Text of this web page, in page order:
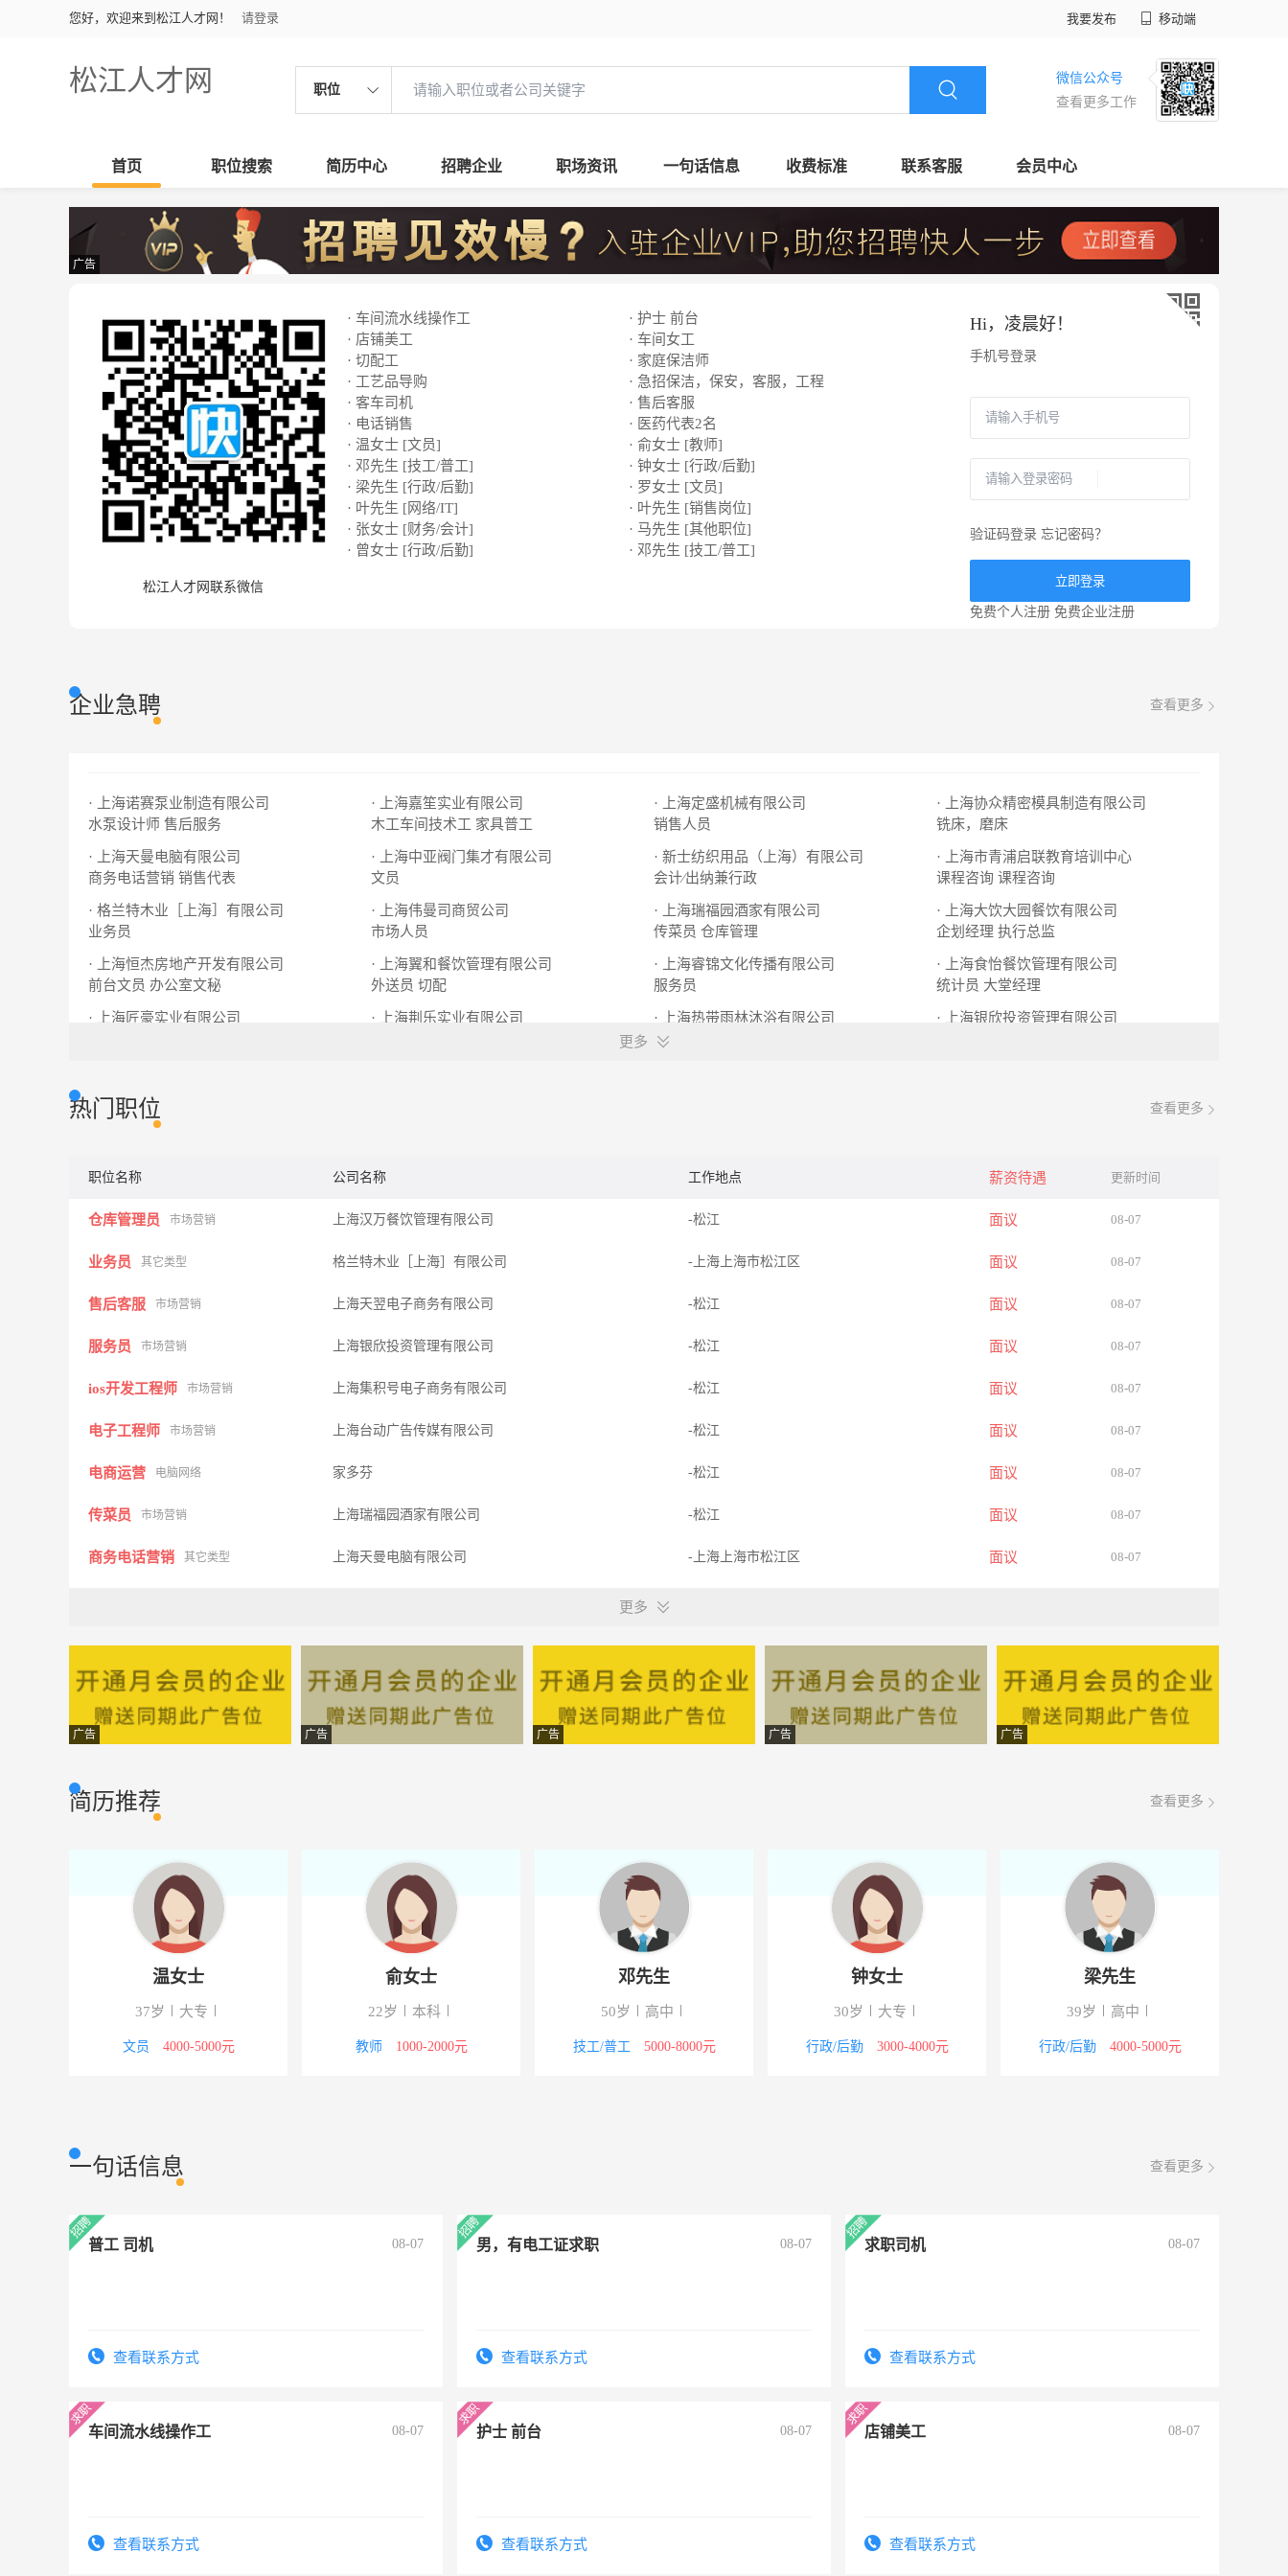
您好，欢迎来到松江人才网！ 请登录 我要发布 移动端
松江人才网 职位
微信公众号
查看更多工作
首页 职位搜索 简历中心 招聘企业 职场资讯 一句话信息 收费标准 联系客服 会员中心
广告
松江人才网联系微信
· 车间流水线操作工
· 护士 前台
· 店铺美工
· 车间女工
· 切配工
· 家庭保洁师
· 工艺品导购
· 急招保洁，保安，客服，工程
· 客车司机
· 售后客服
· 电话销售
· 医药代表2名
· 温女士 [文员]
· 俞女士 [教师]
· 邓先生 [技工/普工]
· 钟女士 [行政/后勤]
· 梁先生 [行政/后勤]
· 罗女士 [文员]
· 叶先生 [网络/IT]
· 叶先生 [销售岗位]
· 张女士 [财务/会计]
· 马先生 [其他职位]
· 曾女士 [行政/后勤]
· 邓先生 [技工/普工]
Hi， 凌晨好！
手机号登录
验证码登录 忘记密码？
立即登录
免费个人注册 免费企业注册
企业急聘 查看更多
· 上海诺赛泵业制造有限公司
水泵设计师 售后服务
· 上海嘉笙实业有限公司
木工车间技术工 家具普工
· 上海定盛机械有限公司
销售人员
· 上海协众精密模具制造有限公司
铣床，磨床
· 上海天曼电脑有限公司
商务电话营销 销售代表
· 上海中亚阀门集才有限公司
文员
· 新士纺织用品（上海）有限公司
会计∕出纳兼行政
· 上海市青浦启联教育培训中心
课程咨询 课程咨询
· 格兰特木业［上海］有限公司
业务员
· 上海伟曼司商贸公司
市场人员
· 上海瑞福园酒家有限公司
传菜员 仓库管理
· 上海大饮大园餐饮有限公司
企划经理 执行总监
· 上海恒杰房地产开发有限公司
前台文员 办公室文秘
· 上海翼和餐饮管理有限公司
外送员 切配
· 上海睿锦文化传播有限公司
服务员
· 上海食怡餐饮管理有限公司
统计员 大堂经理
· 上海匠豪实业有限公司
· 上海荆乐实业有限公司
· 上海热带雨林沐浴有限公司
美发师
· 上海银欣投资管理有限公司
更多
热门职位 查看更多
职位名称 公司名称 工作地点 薪资待遇 更新时间
仓库管理员 市场营销 上海汉万餐饮管理有限公司 -松江 面议 08-07
业务员 其它类型 格兰特木业［上海］有限公司 -上海上海市松江区 面议 08-07
售后客服 市场营销 上海天翌电子商务有限公司 -松江 面议 08-07
服务员 市场营销 上海银欣投资管理有限公司 -松江 面议 08-07
ios开发工程师 市场营销 上海集积号电子商务有限公司 -松江 面议 08-07
电子工程师 市场营销 上海台动广告传媒有限公司 -松江 面议 08-07
电商运营 电脑网络 家多芬 -松江 面议 08-07
传菜员 市场营销 上海瑞福园酒家有限公司 -松江 面议 08-07
商务电话营销 其它类型 上海天曼电脑有限公司 -上海上海市松江区 面议 08-07
仓库管理 市场营销 上海瑞福园酒家有限公司 -松江 面议 08-07
财务会计 市场营销 上海合抱实业有限公司 -松江 面议 08-07
文员 市场营销
市场营销 上海汉万餐饮管理有限公司 08-07
网站编辑 市场营销 上海冠置实业有限公司 08-07
市场营销 上海豪香庭餐饮管理有限公司 08-07
拓展经理 市场营销 上海泰奇食品有限公司 08-07
更多
广告 广告 广告 广告 广告
简历推荐 查看更多
温女士
37岁 大专
文员 4000-5000元
俞女士
22岁 本科
教师 1000-2000元
邓先生
50岁 高中
技工/普工 5000-8000元
钟女士
30岁 大专
行政/后勤 3000-4000元
梁先生
39岁 高中
行政/后勤 4000-5000元
一句话信息 查看更多
普工 司机 08-07
查看联系方式
男，有电工证求职 08-07
查看联系方式
求职司机 08-07
查看联系方式
车间流水线操作工 08-07
查看联系方式
护士 前台 08-07
查看联系方式
店铺美工 08-07
查看联系方式